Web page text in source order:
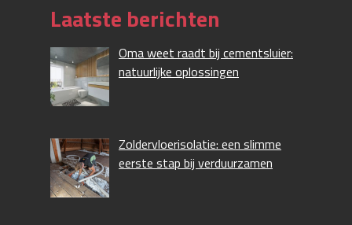
Laatste berichten
Oma weet raadt bij cementsluier:
natuurlijke oplossingen
Zoldervloerisolatie: een slimme
eerste stap bij verduurzamen